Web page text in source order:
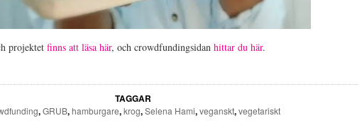
projektetfinns att läsa här, och crowdfundingsidanhittar du här.
TAGGAR
,GRUB,hamburgare,krog,Selena Hami,veganskt,vegetariskt